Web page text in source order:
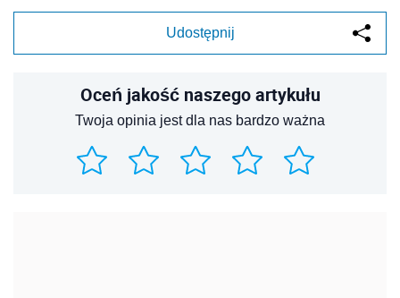
Udostępnij
Oceń jakość naszego artykułu
Twoja opinia jest dla nas bardzo ważna